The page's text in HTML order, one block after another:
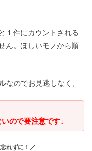
１件にカウントされる
ん。ほしいモノから順
なのでお見逃しなく。
ので要注意です↓
れずに！／